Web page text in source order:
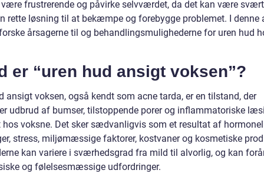
være frustrerende og påvirke selvværdet, da det kan være
rette løsning til at bekæmpe og forebygge problemet. I denne
årsagerne til og behandlingsmulighederne for uren hud
er “uren hud ansigt voksen”?
ansigt voksen, også kendt som acne tarda, er en tilstand, der
udbrud af bumser, tilstoppende porer og inflammatoriske
hos voksne. Det sker sædvanligvis som et resultat af
stress, miljømæssige faktorer, kostvaner og kosmetiske
kan variere i sværhedsgrad fra mild til alvorlig, og kan
og følelsesmæssige udfordringer.